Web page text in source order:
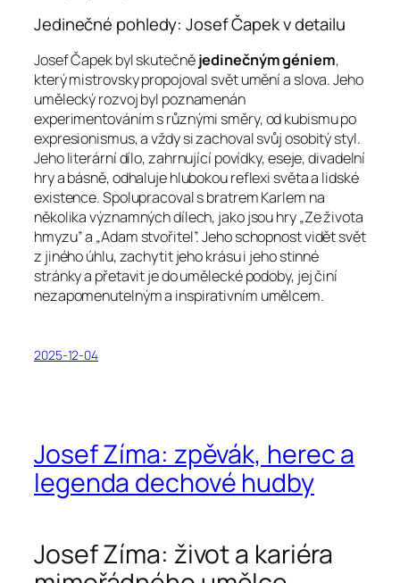
Jedinečné pohledy: Josef Čapek v detailu
Josef Čapek byl skutečnějedinečným géniem,
který mistrovsky propojoval svět umění a slova. Jeho
umělecký rozvoj byl poznamenán
experimentováním s různými směry, od kubismu po
expresionismus, a vždy si zachoval svůj osobitý styl.
Jeho literární dílo, zahrnující povídky, eseje, divadelní
hry a básně, odhaluje hlubokou reflexi světa a lidské
existence. Spolupracoval s bratrem Karlem na
několika významných dílech, jako jsou hry „Ze života
hmyzu” a „Adam stvořitel”. Jeho schopnost vidět svět
z jiného úhlu, zachytit jeho krásu i jeho stinné
stránky a přetavit je do umělecké podoby, jej činí
nezapomenutelným a inspirativním umělcem.
2025-12-04
Josef Zíma: zpěvák, herec a
legenda dechové hudby
Josef Zíma: život a kariéra